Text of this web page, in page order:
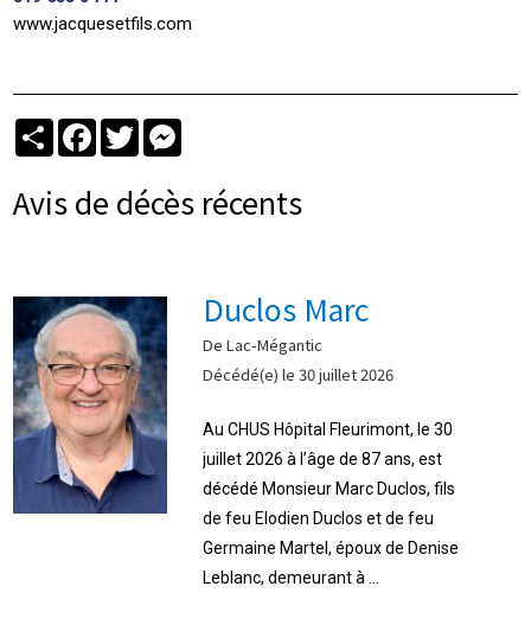
www.jacquesetfils.com
PartagerFacebook
Twitter
Avis de décès récents
Duclos Marc
De Lac-Mégantic
Décédé(e) le 30 juillet 2026
Au CHUS Hôpital Fleurimont, le 30
juillet 2026 à l’âge de 87 ans, est
décédé Monsieur Marc Duclos, fils
de feu Elodien Duclos et de feu
Germaine Martel, époux de Denise
Leblanc, demeurant à ...